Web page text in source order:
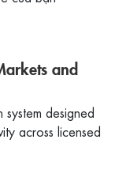
and
designed
across licensed